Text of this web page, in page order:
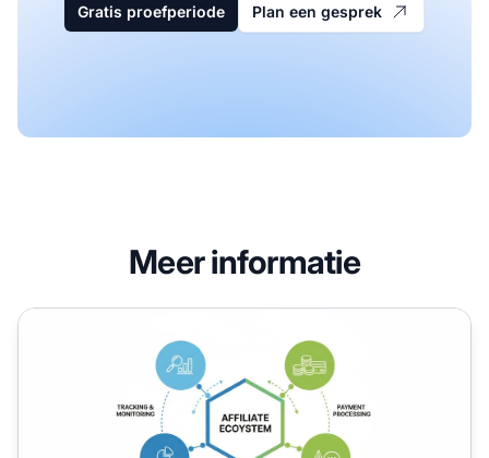
Gratis proefperiode Plan een gesprek
Meer informatie
Essentiële tools voor het starten van een